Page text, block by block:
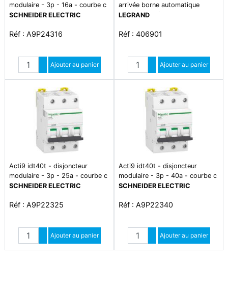
modulaire - 3p - 16a - courbe c
- 6000a/10ka
SCHNEIDER ELECTRIC
Réf : A9P24316
Quantité
Augmenter quantité
Diminuer quantité
Ajouter au panier
arrivée borne automatique
sortie borne à vis - tripolaire
LEGRAND
Réf : 406901
Quantité
Augmenter quantité
Diminuer quantité
Ajouter au panier
Acti9 idt40t - disjoncteur
modulaire - 3p - 25a - courbe c
- 4500a/6ka
SCHNEIDER ELECTRIC
Réf : A9P22325
Quantité
Augmenter quantité
Diminuer quantité
Ajouter au panier
Acti9 idt40t - disjoncteur
modulaire - 3p - 40a - courbe c
- 4500a/6ka
SCHNEIDER ELECTRIC
Réf : A9P22340
Quantité
Augmenter quantité
Diminuer quantité
Ajouter au panier